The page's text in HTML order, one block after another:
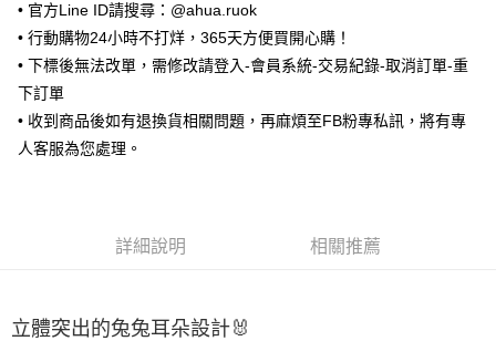
全家取貨付款
每筆NT$65，滿NT$688(含以上)免運費
付款後全家取貨
每筆NT$65，滿NT$688(含以上)免運費
• 官方Line ID請搜尋：@ahua.ruok
• 行動購物24小時不打烊，365天方便買開心購！
• 下標後無法改單，需修改請登入-會員系統-交易紀錄-取消訂單-重
下訂單
• 收到商品後如有退換貨相關問題，再麻煩至FB粉專私訊，將有專
人客服為您處理。
詳細說明 相關推薦
立體突出的兔兔耳朵設計🐰